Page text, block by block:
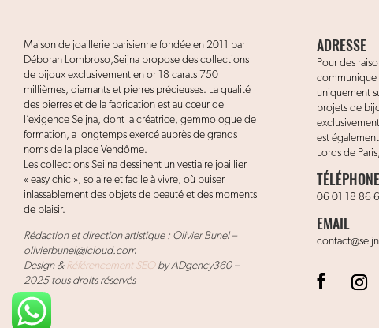
Maison de joaillerie parisienne fondée en 2011 par
Déborah Lombroso,Seijna propose des collections
de bijoux exclusivement en or 18 carats 750
millièmes, diamants et pierres précieuses. La qualité
des pierres et de la fabrication est au cœur de
l’exigence Seijna, dont la créatrice, gemmologue de
formation, a longtemps exercé auprès de grands
noms de la place Vendôme.
Les collections Seijna dessinent un vestiaire joaillier
« easy chic », solaire et facile à vivre, où puiser
inlassablement des objets de beauté et des moments
de plaisir.
Rédaction et direction artistique : Olivier Bunel –
olivierbunel@icloud.com
Design & Référencement SEOby ADgency360 –
2025 tous droits réservés
ADRESSE
Pour des
communique
uniquement
projets de
est
Lords de
TÉLÉPHONE
06 01 18 86
EMAIL